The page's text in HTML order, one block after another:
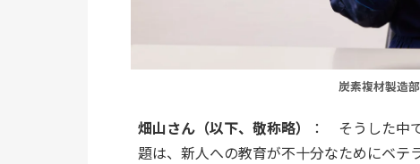
炭素複材製造
畑山さん（以下、敬称略）
：　そうした中
題は、新人への教育が不十分なためにベテ